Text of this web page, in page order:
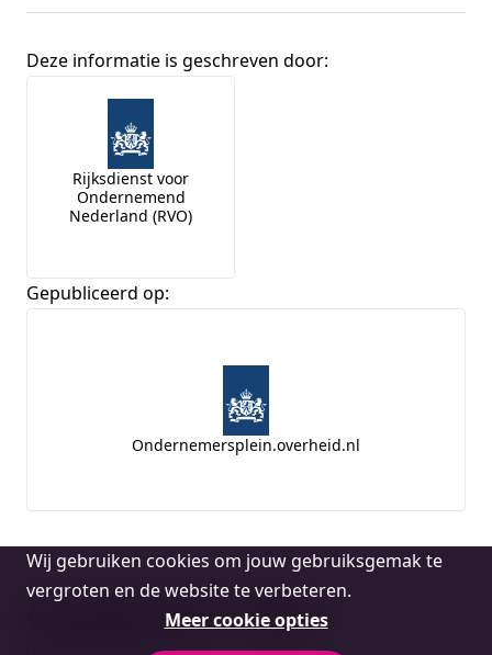
Cookie
melding
Wij gebruiken cookies om jouw gebruiksgemak te
vergroten en de website te verbeteren.
Meer cookie opties
Broninformatie
Deze informatie is geschreven door:
Rijksdienst voor
Ondernemend
Nederland (RVO)
Gepubliceerd op:
Ondernemersplein.overheid.nl
Gerelateerde vragen